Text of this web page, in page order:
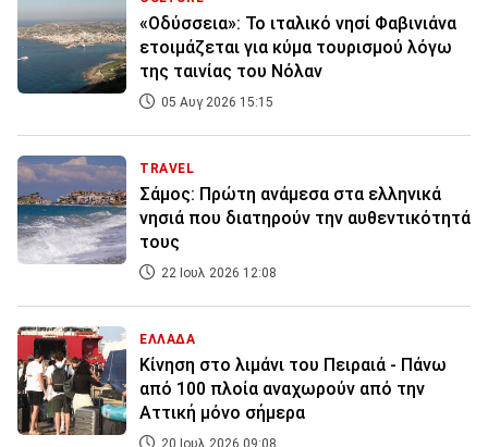
«Οδύσσεια»: Το ιταλικό νησί Φαβινιάνα
ετοιμάζεται για κύμα τουρισμού λόγω
της ταινίας του Νόλαν
05 Αυγ 2026 15:15
TRAVEL
Σάμος: Πρώτη ανάμεσα στα ελληνικά
νησιά που διατηρούν την αυθεντικότητά
τους
22 Ιουλ 2026 12:08
ΕΛΛΑΔΑ
Κίνηση στο λιμάνι του Πειραιά - Πάνω
από 100 πλοία αναχωρούν από την
Αττική μόνο σήμερα
20 Ιουλ 2026 09:08